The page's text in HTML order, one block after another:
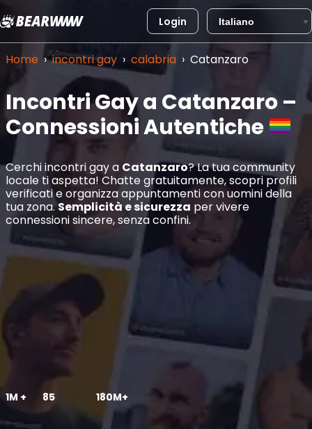
Vai
al
Login
Home › incontri gay › calabria › Catanzaro
Incontri Gay a Catanzaro –
Connessioni Autentiche
Cerchi incontri gay a Catanzaro? La tua community
locale ti aspetta! Chatte gratuitamente, scopri profili
verificati e organizza appuntamenti con uomini della
tua zona.Semplicità e sicurezza per vivere
connessioni sincere, senza confini.
1M + 85 180M+